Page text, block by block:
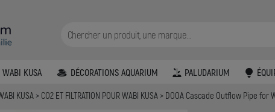
WABI KUSA DÉCORATIONS AQUARIUM PALUDARIUM
KUSA CO2 ET FILTRATION POUR WABI KUSA DOOA Cascade Outflow Pipe for